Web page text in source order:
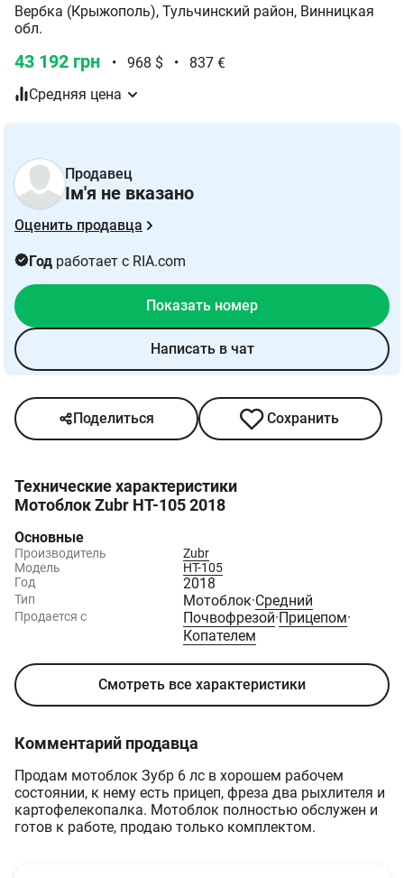
Вербка (Крыжополь), Тульчинский район, Винницкая
обл.
43 192 грн • 968 $ •
837 €
Средняя цена
Продавец
Ім'я не вказано
Оценить продавца
Год работает с RIA.com
Показать номер
Написать в чат
Поделиться Сохранить
Технические характеристики
Мотоблок Zubr HT-105 2018
Основные
Производитель
Zubr
Модель
HT-105
Год
2018
Тип Мотоблок·Средний
Продается с Почвофрезой·Прицепом·
Копателем
Смотреть все характеристики
Комментарий продавца
Продам мотоблок Зубр 6 лс в хорошем рабочем
состоянии, к нему есть прицеп, фреза два рыхлителя и
картофелекопалка. Мотоблок полностью обслужен и
готов к работе, продаю только комплектом.